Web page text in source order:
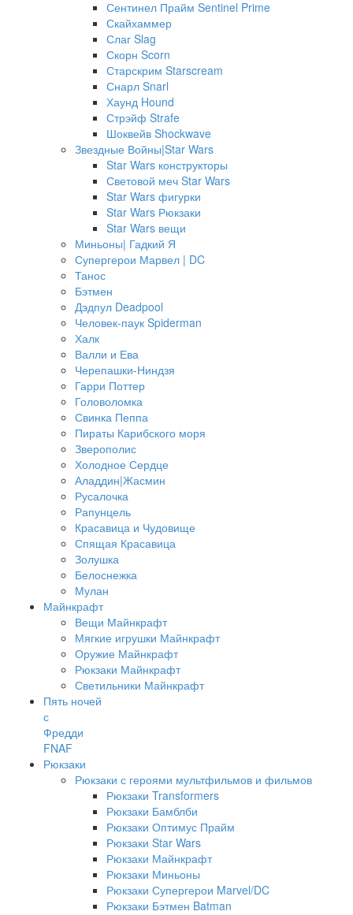
Сентинел Прайм Sentinel Prime
Скайхаммер
Слаг Slag
Скорн Scorn
Старскрим Starscream
Снарл Snarl
Хаунд Hound
Стрэйф Strafe
Шоквейв Shockwave
Звездные Войны|Star Wars
Star Wars конструкторы
Световой меч Star Wars
Star Wars фигурки
Star Wars Рюкзаки
Star Wars вещи
Миньоны| Гадкий Я
Супергерои Марвел | DC
Танос
Бэтмен
Дэдпул Deadpool
Человек-паук Spiderman
Халк
Валли и Ева
Черепашки-Ниндзя
Гарри Поттер
Головоломка
Свинка Пеппа
Пираты Карибского моря
Зверополис
Холодное Сердце
Аладдин|Жасмин
Русалочка
Рапунцель
Красавица и Чудовище
Спящая Красавица
Золушка
Белоснежка
Мулан
Майнкрафт
Вещи Майнкрафт
Мягкие игрушки Майнкрафт
Оружие Майнкрафт
Рюкзаки Майнкрафт
Светильники Майнкрафт
Пять ночей
с
Фредди
FNAF
Рюкзаки
Рюкзаки с героями мультфильмов и фильмов
Рюкзаки Transformers
Рюкзаки Бамблби
Рюкзаки Оптимус Прайм
Рюкзаки Star Wars
Рюкзаки Майнкрафт
Рюкзаки Миньоны
Рюкзаки Супергерои Marvel/DC
Рюкзаки Бэтмен Batman